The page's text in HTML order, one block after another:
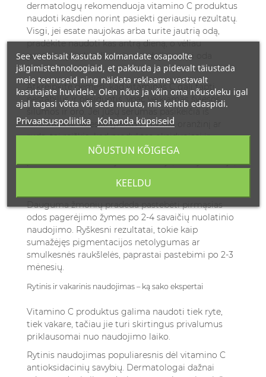
dermatologų rekomenduoja vitamino C produktus
naudoti kasdien norint pasiekti geriausių rezultatų.
Visgi, jei esate naujokas arba turite jautrią odą,
pradėkite naudoti kas antrą dieną, o vėliau
pereikite prie kasdieninio naudojimo, kai oda
pripras.
Atkreipkite dėmesį, kad vitaminas C gali tapti
nestabilus ir oksiduotis, ypač veikiamas šviesos,
šilumos ir oro. Jei jūsų serumas pasikeičia iš
skaidraus ar šviesiai gelsvo į tamsiai oranžinį ar
rudą, tai reiškia, kad produktas oksiduojasi ir
tampa mažiau efektyvus. Todėl vitamino C
produktus visada laikykite tamsioje, vėsioje vietoje,
Dauguma žmonių pradeda pastebėti pirmąsias
odos pagerėjimo žymes po 2-4 savaičių nuolatinio
naudojimo. Ryškesni rezultatai, tokie kaip
sumažėjęs pigmentacijos netolygumas ar
smulkesnės raukšlelės, paprastai pastebimi po 2-3
mėnesių.
Rytinis ir vakarinis naudojimas – ką sako ekspertai
Vitamino C produktus galima naudoti tiek ryte,
tiek vakare, tačiau jie turi skirtingus privalumus
priklausomai nuo naudojimo laiko.
Rytinis naudojimas populiaresnis dėl vitamino C
antioksidacinių savybių. Dermatologai dažnai
See veebisait kasutab kolmandate osapoolte
jälgimistehnoloogiaid, et pakkuda ja pidevalt täiustada
meie teenuseid ning näidata reklaame vastavalt
kasutajate huvidele. Olen nõus ja võin oma nõusoleku igal
ajal tagasi võtta või seda muuta, mis kehtib edaspidi.
Privaatsuspoliitika Kohanda küpsiseid
KEELDU
NÕUSTUN KÕIGEGA